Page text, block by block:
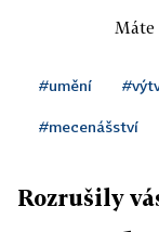
Máte
#umění
#mecenášství
Rozrušily